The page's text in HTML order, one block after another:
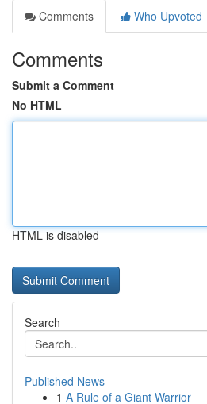
Comments
Who Upvoted
Comments
Submit a Comment
No HTML
HTML is disabled
Search
Published News
1 A Rule of a Giant Warrior